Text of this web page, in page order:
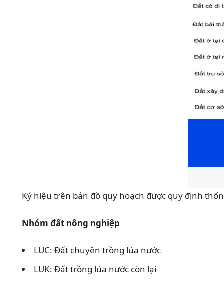
Ký hiệu trên bản đồ quy hoạch được quy định
Nhóm đất nông nghiệp
LUC: Đất chuyên trồng lúa nước
LUK: Đất trồng lúa nước còn lại